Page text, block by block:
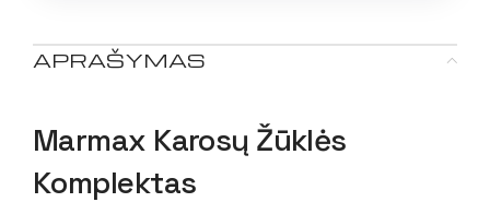
APRAŠYMAS
Marmax Karosų Žūklės
Komplektas